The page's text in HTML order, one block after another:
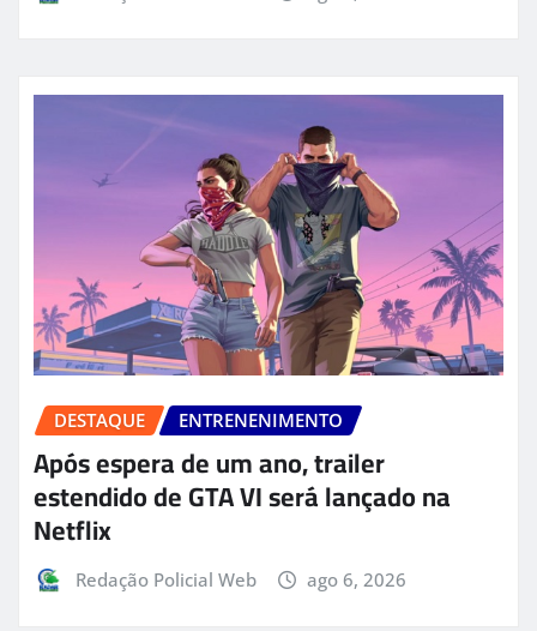
DESTAQUE ENTRENENIMENTO
Após espera de um ano, trailer
estendido de GTA VI será lançado na
Netflix
Redação Policial Web ago 6, 2026